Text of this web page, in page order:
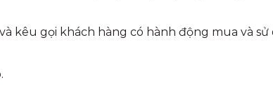
kêu gọi khách hàng có hành động mua và sử